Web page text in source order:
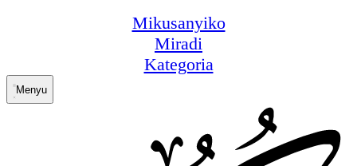
Mikusanyiko
Miradi
Kategoria
Menyu